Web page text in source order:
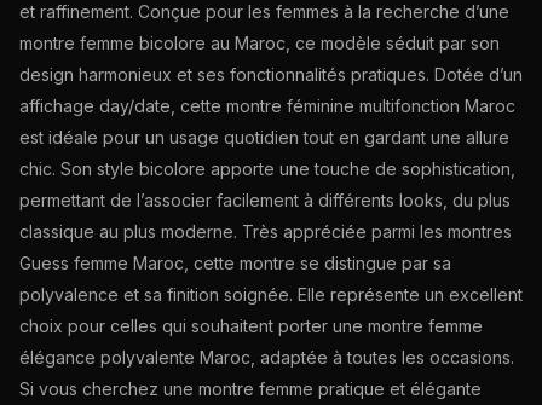
et raffinement. Conçue pour les femmes à la recherche d’une
montre femme bicolore au Maroc, ce modèle séduit par son
design harmonieux et ses fonctionnalités pratiques. Dotée d’un
affichage day/date, cette montre féminine multifonction Maroc
est idéale pour un usage quotidien tout en gardant une allure
chic. Son style bicolore apporte une touche de sophistication,
permettant de l’associer facilement à différents looks, du plus
classique au plus moderne. Très appréciée parmi les montres
Guess femme Maroc, cette montre se distingue par sa
polyvalence et sa finition soignée. Elle représente un excellent
choix pour celles qui souhaitent porter une montre femme
élégance polyvalente Maroc, adaptée à toutes les occasions.
Si vous cherchez une montre femme pratique et élégante